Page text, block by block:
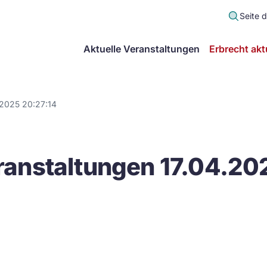
Seite
Aktuelle Veranstaltungen Erbrecht
20:27:14